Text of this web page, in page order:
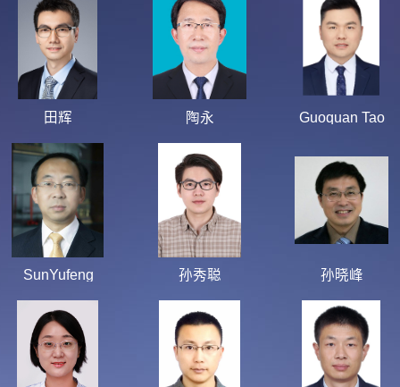
田辉 陶永 Guoquan Tao
SunYufeng 孙秀聪 孙晓峰